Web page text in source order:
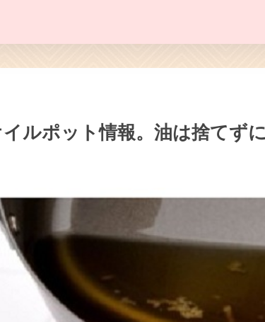
ルポット情報。油は捨てず